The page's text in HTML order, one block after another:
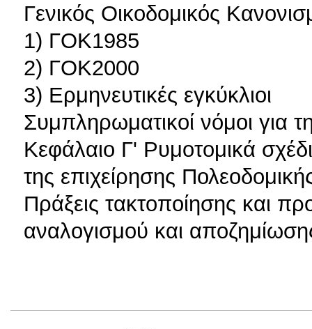
Γενικός Οικοδομικός
1) ΓΟΚ1985
2) ΓΟΚ2000
3) Ερμηνευτικές εγκύκλιοι
Συμπληρωματικοί νόμοι για
Κεφάλαιο Γ' Ρυμοτομικά
της επιχείρησης
Πράξεις τακτοποίησης και
αναλογισμού και